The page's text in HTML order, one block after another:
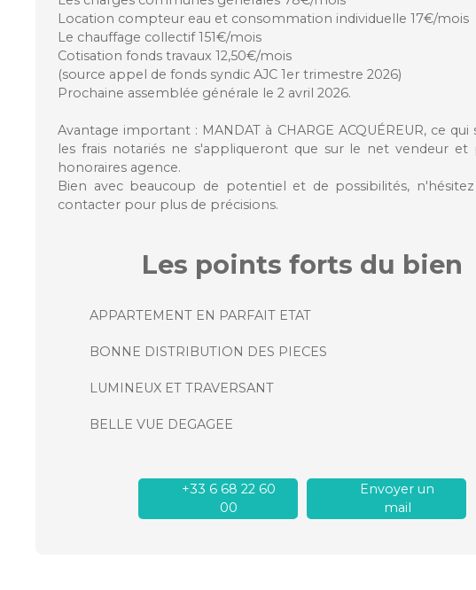
Location compteur eau et consommation individuelle 17€/mois
Le chauffage collectif 151€/mois
Cotisation fonds travaux 12,50€/mois
(source appel de fonds syndic AJC 1er trimestre 2026)
Prochaine assemblée générale le 2 avril 2026.
Avantage important : MANDAT à CHARGE ACQUÉREUR, ce qui
les frais notariés ne s'appliqueront que sur le net vendeur et
honoraires agence.
Bien avec beaucoup de potentiel et de possibilités,
contacter pour plus de précisions.
Les points forts du bien
APPARTEMENT EN PARFAIT ETAT
BONNE DISTRIBUTION DES PIECES
LUMINEUX ET TRAVERSANT
BELLE VUE DEGAGEE
+33 6 68 22 60
00
Envoyer un
mail